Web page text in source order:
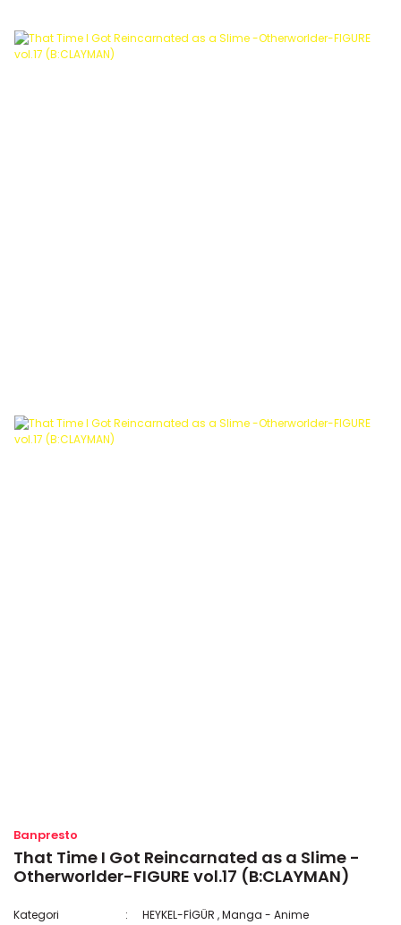
Banpresto
That Time I Got Reincarnated as a Slime -
Otherworlder-FIGURE vol.17 (B:CLAYMAN)
Kategori HEYKEL-FİGÜR ,Manga - Anime